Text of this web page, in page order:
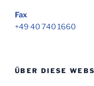
Fax
+49 40 740 1660
ÜBER DIESE